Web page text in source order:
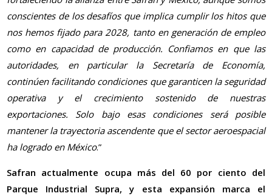
conscientes de los desafíos que implica cumplir los hitos que
nos hemos fijado para 2028, tanto en generación de empleo
como en capacidad de producción. Confiamos en que las
autoridades, en particular la Secretaría de Economía,
continúen facilitando condiciones que garanticen la seguridad
operativa y el crecimiento sostenido de nuestras
exportaciones. Solo bajo esas condiciones será posible
mantener la trayectoria ascendente que el sector aeroespacial
ha logrado en México.”
Safran actualmente ocupa más del 60 por ciento del
Parque Industrial Supra, y esta expansión marca el